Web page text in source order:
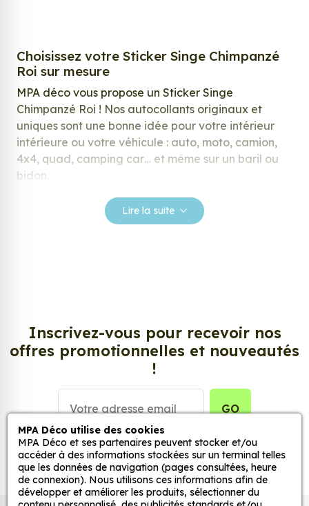
Choisissez votre Sticker Singe Chimpanzé
Roi sur mesure
MPA déco vous propose un Sticker Singe
Chimpanzé Roi ! Nos autocollants originaux et
uniques sont une bonne idée pour votre intérieur
intérieure ou votre véhicule : auto, moto, camion,
4x4, quad, camping car… et même sur un baril ou
bidon.
Nos stickers sont spécialement conçus pour
répondre à vos attentes, laissez vous inspirer parmi
Chimpanzé Roi, aussi connus sous le nom
d’autocollant, d’adhésifs ou de vinyle, sont
tendances et très populaires pour décorer votre
intérieur ou votre véhicule.
stickers muraux et stickers véhicule. Une solution
simple et rapide qui transforme toutes surfaces
lisses, propres et non poreuses.
Lire la suite
Inscrivez-vous pour recevoir nos
offres promotionnelles et nouveautés
!
GO
MPA Déco utilise des cookies
MPA Déco et ses partenaires peuvent stocker et/ou
accéder à des informations stockées sur un terminal telles
que les données de navigation (pages consultées, heure
de connexion). Nous utilisons ces informations afin de
développer et améliorer les produits, sélectionner du